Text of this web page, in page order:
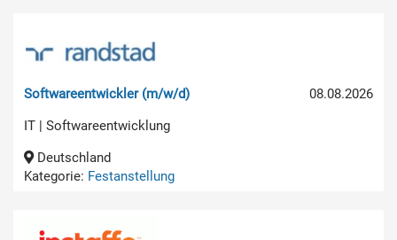
08.08.2026
Softwareentwickler (m/w/d)
IT | Softwareentwicklung
Deutschland
Kategorie: Festanstellung